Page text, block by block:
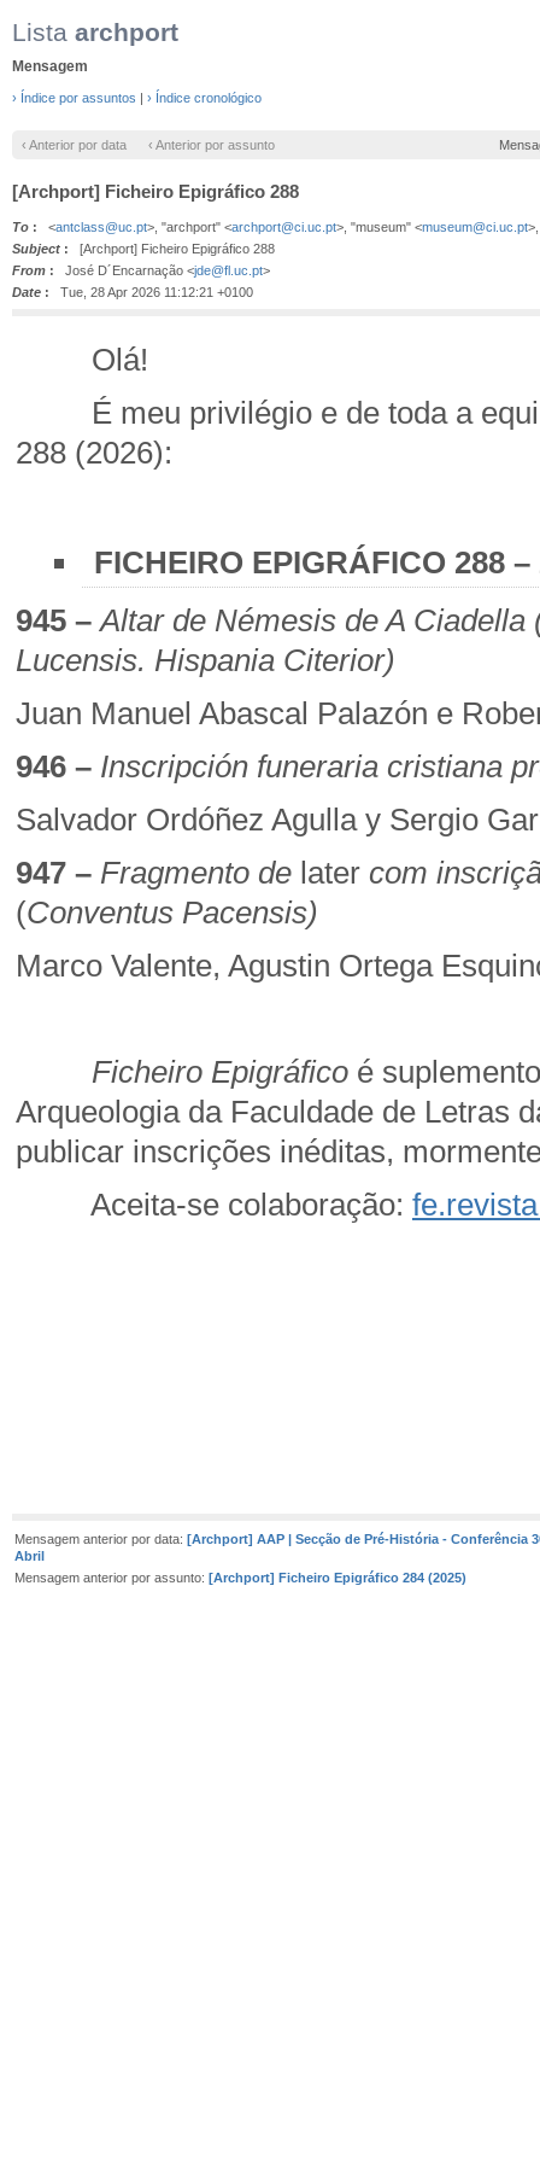
Lista archport
Mensagem
› Índice por assuntos | › Índice cronológico
‹ Anterior por data ‹ Anterior por assunto
[Archport] Ficheiro Epigráfico 288
To : <antclass@uc.pt>, "archport" <archport@ci.uc.pt>, "museum" <museum@ci.uc.pt
Subject : [Archport] Ficheiro Epigráfico 288
From : José D´Encarnação <jde@fl.uc.pt>
Date : Tue, 28 Apr 2026 11:12:21 +0100
Olá!
É meu privilégio e de toda a
288 (2026):
FICHEIRO EPIGRÁFICO 288 –
945 –Altar de Némesis de A
Lucensis. Hispania Citerior)
Juan Manuel Abascal Palazón e
946 – Inscripción funeraria cristiana
Salvador Ordóñez Agulla y Sergio
947 – Fragmento de later com
(Conventus Pacensis)
Marco Valente, Agustin Ortega
Ficheiro Epigráfico é
Arqueologia da Faculdade de Letras
publicar inscrições inéditas,
Aceita-se colaboração:
Mensagem anterior por data: [Archport] AAP | Secção de Pré-História - Conferência
Abril
Mensagem anterior por assunto: [Archport] Ficheiro Epigráfico 284 (2025)